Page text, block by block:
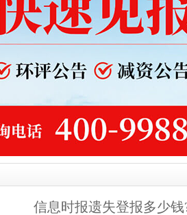
信息时报遗失登报多少钱